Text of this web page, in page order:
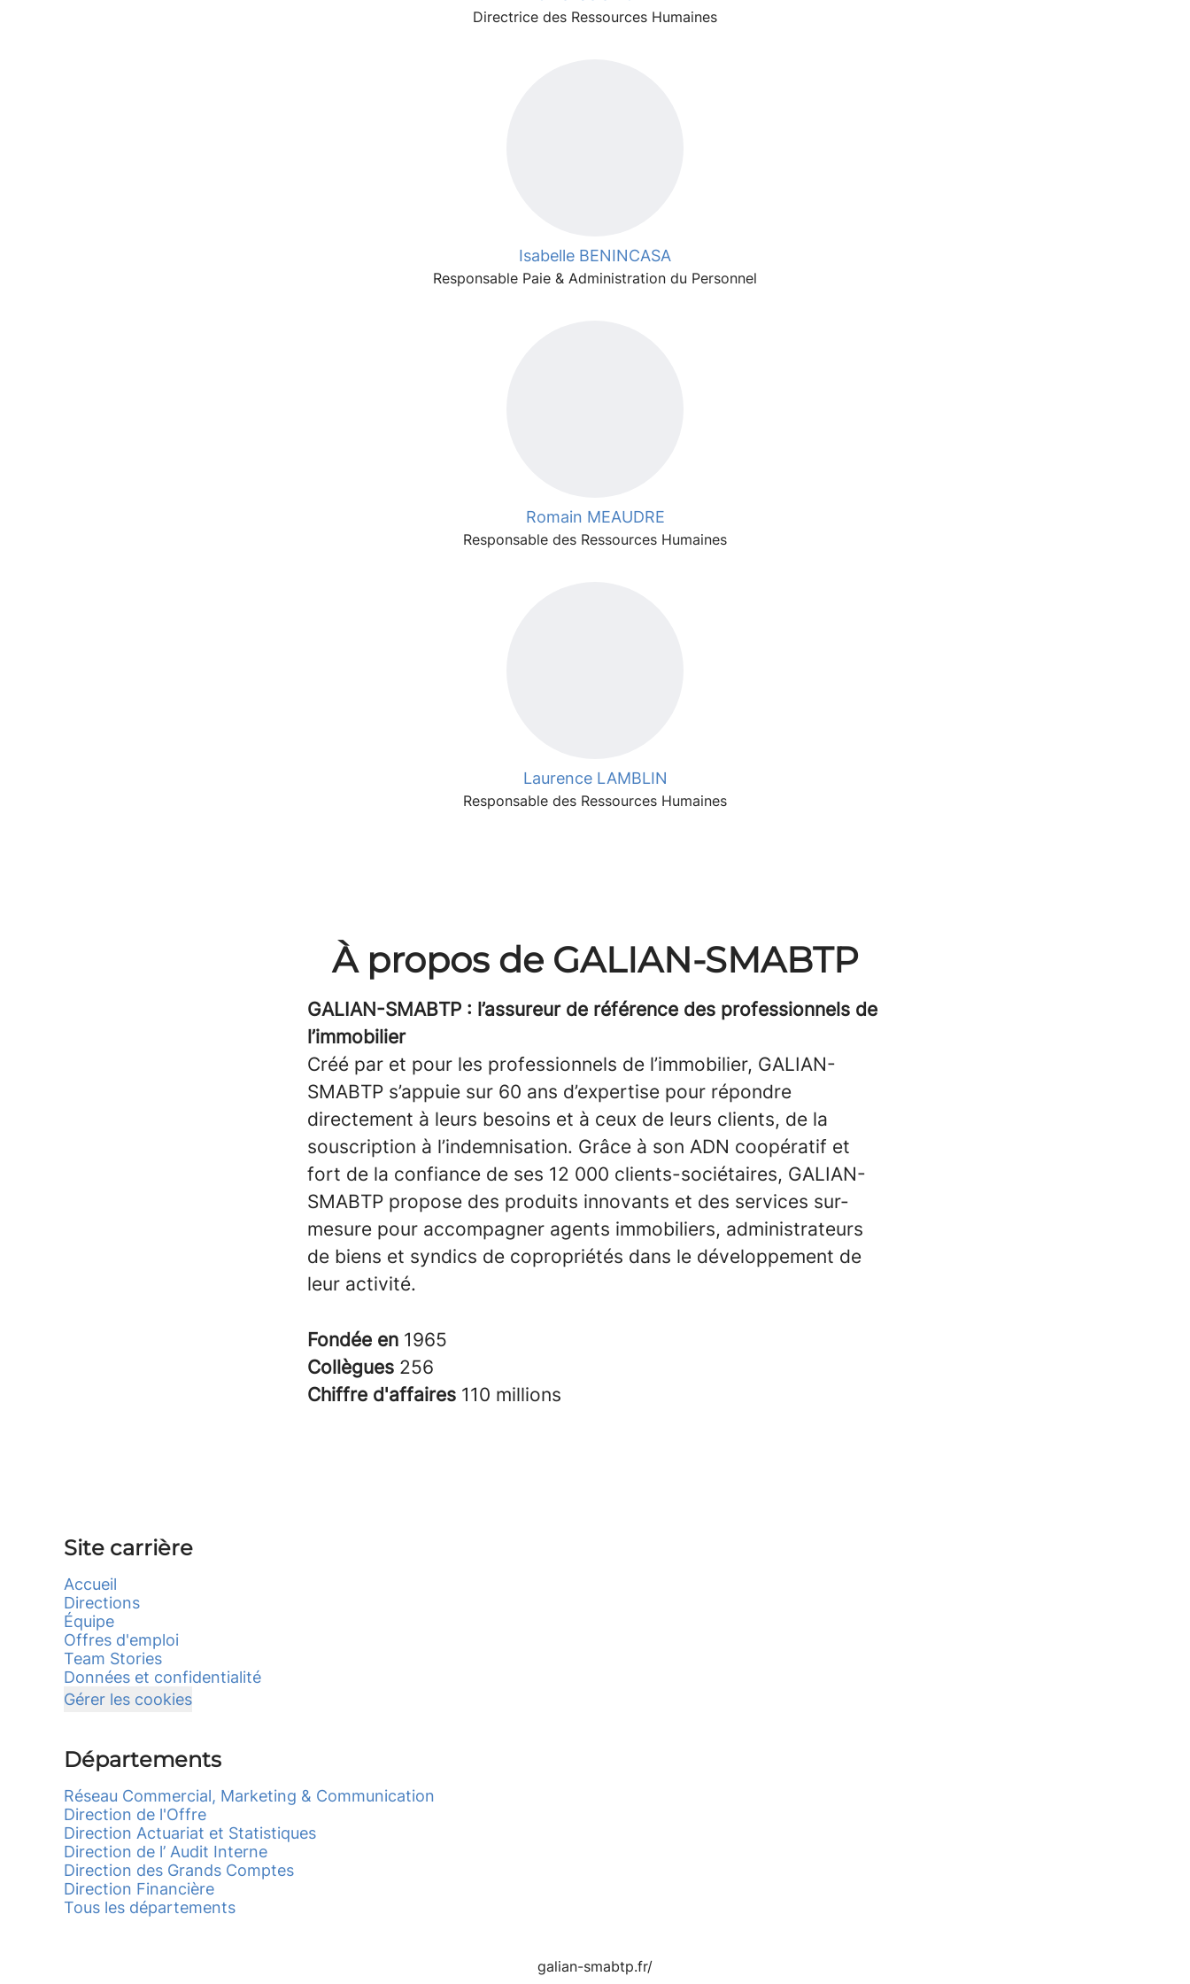
Directrice des Ressources Humaines
Isabelle BENINCASA
Responsable Paie & Administration du Personnel
Romain MEAUDRE
Responsable des Ressources Humaines
Laurence LAMBLIN
Responsable des Ressources Humaines
À propos de GALIAN-SMABTP
GALIAN-SMABTP : l’assureur de référence des professionnels de
l’immobilier
Créé par et pour les professionnels de l’immobilier, GALIAN-
SMABTP s’appuie sur 60 ans d’expertise pour répondre
directement à leurs besoins et à ceux de leurs clients, de la
souscription à l’indemnisation. Grâce à son ADN coopératif et
fort de la confiance de ses 12 000 clients-sociétaires, GALIAN-
SMABTP propose des produits innovants et des services sur-
mesure pour accompagner agents immobiliers, administrateurs
de biens et syndics de copropriétés dans le développement de
leur activité.
Fondée en 1965
Collègues 256
Chiffre d'affaires 110 millions
Site carrière
Accueil
Directions
Équipe
Offres d'emploi
Team Stories
Données et confidentialité
Gérer les cookies
Départements
Réseau Commercial, Marketing & Communication
Direction de l'Offre
Direction Actuariat et Statistiques
Direction de l’ Audit Interne
Direction des Grands Comptes
Direction Financière
Tous les départements
galian-smabtp.fr/